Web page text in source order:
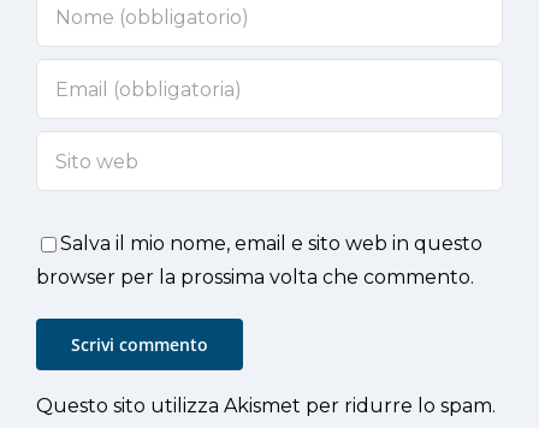
Salva il mio nome, email e sito web in questo
browser per la prossima volta che commento.
Questo sito utilizza Akismet per ridurre lo spam.